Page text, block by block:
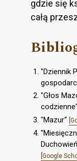
gdzie się
całą
"Dziennik
"Głos
codzienne"
"Mazur“
[Google